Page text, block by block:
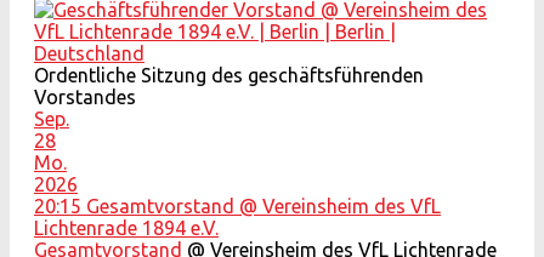
Ordentliche Sitzung des geschäftsführenden
Vorstandes
Sep.
28
Mo.
2026
20:15 Gesamtvorstand @ Vereinsheim des VfL
Lichtenrade 1894 e.V.
Gesamtvorstand @ Vereinsheim des VfL Lichtenrade